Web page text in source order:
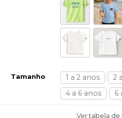
Tamanho 1 a 2 anos 2
4 a 6 anos
6
Ver tabela de